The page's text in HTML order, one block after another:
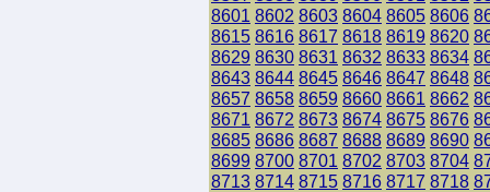
8601 8602 8603 8604 8605 8606
8615 8616 8617 8618 8619 8620
8629 8630 8631 8632 8633 8634
8643 8644 8645 8646 8647 8648
8657 8658 8659 8660 8661 8662
8671 8672 8673 8674 8675 8676
8685 8686 8687 8688 8689 8690
8699 8700 8701 8702 8703 8704
8713 8714 8715 8716 8717 8718